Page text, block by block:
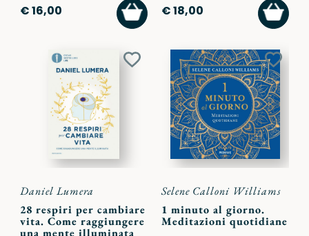
€ 16,00
AGGIUNGI
AL
CARRELLO
€ 18,00
AL
Aggiungi
preferiti
Daniel Lumera
28 respiri per cambiare
vita. Come raggiungere
una mente illuminata
ai
Selene Calloni Williams
1 minuto al giorno.
Meditazioni quotidiane